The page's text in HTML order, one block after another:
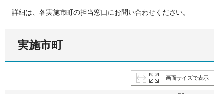
詳細は、各実施市町の担当窓口にお問い合わせください。
実施市町
画面サイズで表示